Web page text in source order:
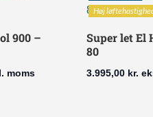
900 –
moms
Høj
Super let El
80
3.995,00 kr.